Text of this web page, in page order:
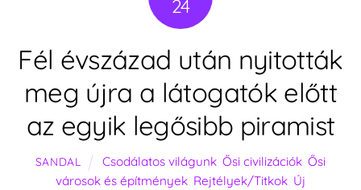
24
Fél évszázad után nyitották
meg újra a látogatók előtt
az egyik legősibb piramist
SANDAL Csodálatos világunk ,Ősi civilizációk ,Ősi
városok és építmények Rejtélyek/Titkok Új